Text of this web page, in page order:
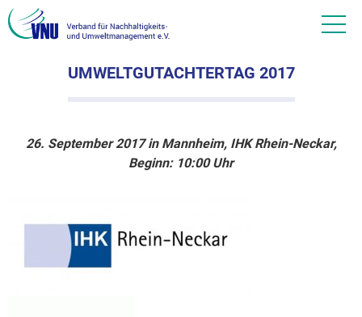
UMWELTGUTACHTERTAG 2017
26. September 2017 in Mannheim, IHK Rhein-Neckar,
Beginn: 10:00 Uhr